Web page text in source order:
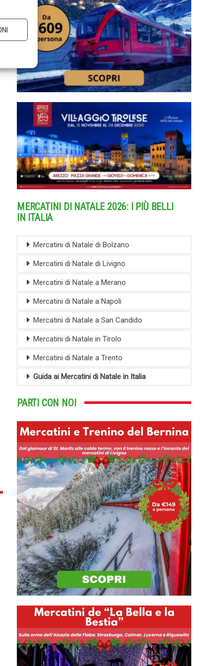
MERCATINI DI NATALE 2026: I PIÙ BELLI
IN ITALIA
Mercatini di Natale di Bolzano
Mercatini di Natale di Livigno
Mercatini di Natale a Merano
Mercatini di Natale a Napoli
Mercatini di Natale a San Candido
Mercatini di Natale in Tirolo
Mercatini di Natale a Trento
Guida ai Mercatini di Natale in Italia
PARTI CON NOI